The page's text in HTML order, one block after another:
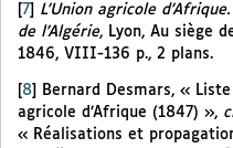
[7] L’Union agricole
de l’Algérie, Lyon, Au siège
1846, VIII-136 p., 2 plans.
8
Bernard Desmars, «
agricole d’Afrique (1847) »,
« Réalisations et